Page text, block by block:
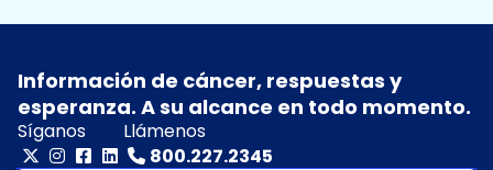
Información de cáncer, respuestas y
esperanza. A su alcance en todo momento.
Síganos
Llámenos
800.227.2345